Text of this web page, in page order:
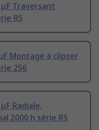
μF Traversant
RS
Montage à clipser
256
Radiale,
2000 h série RS